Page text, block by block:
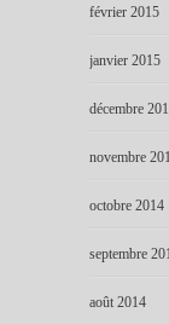
février 2015
janvier 2015
décembre
novembre
octobre 2014
septembre
août 2014